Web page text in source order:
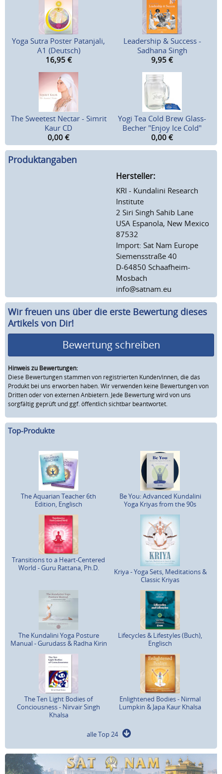
Yoga Sutra Poster Patanjali,
A1 (Deutsch)
16,95 €
Leadership & Success -
Sadhana Singh
9,95 €
The Sweetest Nectar - Simrit
Kaur CD
0,00 €
Yogi Tea Cold Brew Glass-
Becher "Enjoy Ice Cold"
0,00 €
Produktangaben
Hersteller:
KRI - Kundalini Research
Institute
2 Siri Singh Sahib Lane
USA Espanola, New Mexico
87532
Import: Sat Nam Europe
Siemensstraße 40
D-64850 Schaafheim-
Mosbach
info@satnam.eu
Wir freuen uns über die erste Bewertung dieses
Artikels von Dir!
Bewertung schreiben
Hinweis zu Bewertungen:
Diese Bewertungen stammen von registrierten Kunden/innen, die das
Produkt bei uns erworben haben. Wir verwenden keine Bewertungen von
Dritten oder von externen Anbietern. Jede Bewertung wird von uns
sorgfältig geprüft und ggf. öffentlich sichtbar beantwortet.
Top-Produkte
The Aquarian Teacher 6th
Edition, Englisch
Be You: Advanced Kundalini
Yoga Kriyas from the 90s
Transitions to a Heart-Centered
World - Guru Rattana, Ph.D.
Kriya - Yoga Sets, Meditations &
Classic Kriyas
The Kundalini Yoga Posture
Manual - Gurudass & Radha Kirin
Lifecycles & Lifestyles (Buch),
Englisch
The Ten Light Bodies of
Conciousness - Nirvair Singh
Khalsa
Enlightened Bodies - Nirmal
Lumpkin & Japa Kaur Khalsa
alle Top 24